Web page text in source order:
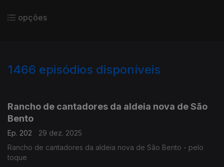
opções
1466 episódios disponíveis
Rancho de cantadores da aldeia nova de São
Bento
Ep. 202
29 dez. 2025
Rancho de cantadores da aldeia nova de São Bento - pelo
toque